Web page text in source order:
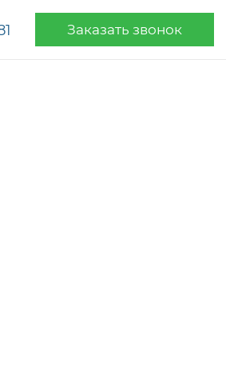
Заказать звонок